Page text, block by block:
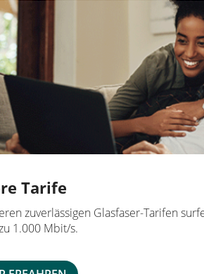
Tarife
zuverlässigen Glasfaser-Tarifen
1.000 Mbit/s.